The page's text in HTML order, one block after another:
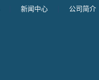
新闻中心 公司简介